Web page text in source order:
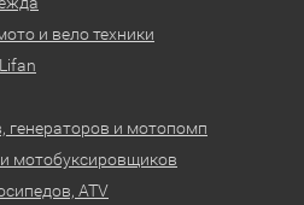
и вело техники
генераторов и мотопомп
мотобуксировщиков
ATV